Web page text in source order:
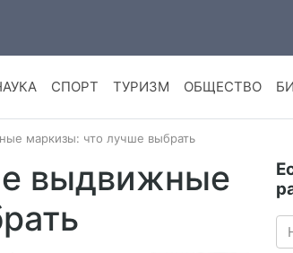
СПОРТ ТУРИЗМ ОБЩЕСТВО
маркизы: что лучше выбрать
выдвижные